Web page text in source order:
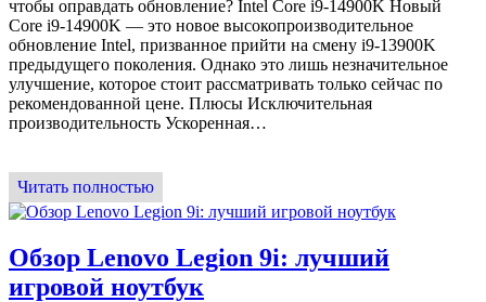
чтобы оправдать обновление? Intel Core i9-14900K Новый
Core i9-14900K — это новое высокопроизводительное
обновление Intel, призванное прийти на смену i9-13900K
предыдущего поколения. Однако это лишь незначительное
улучшение, которое стоит рассматривать только сейчас по
рекомендованной цене. Плюсы Исключительная
производительность Ускоренная…
Читать полностью
Обзор Lenovo Legion 9i: лучший
игровой ноутбук